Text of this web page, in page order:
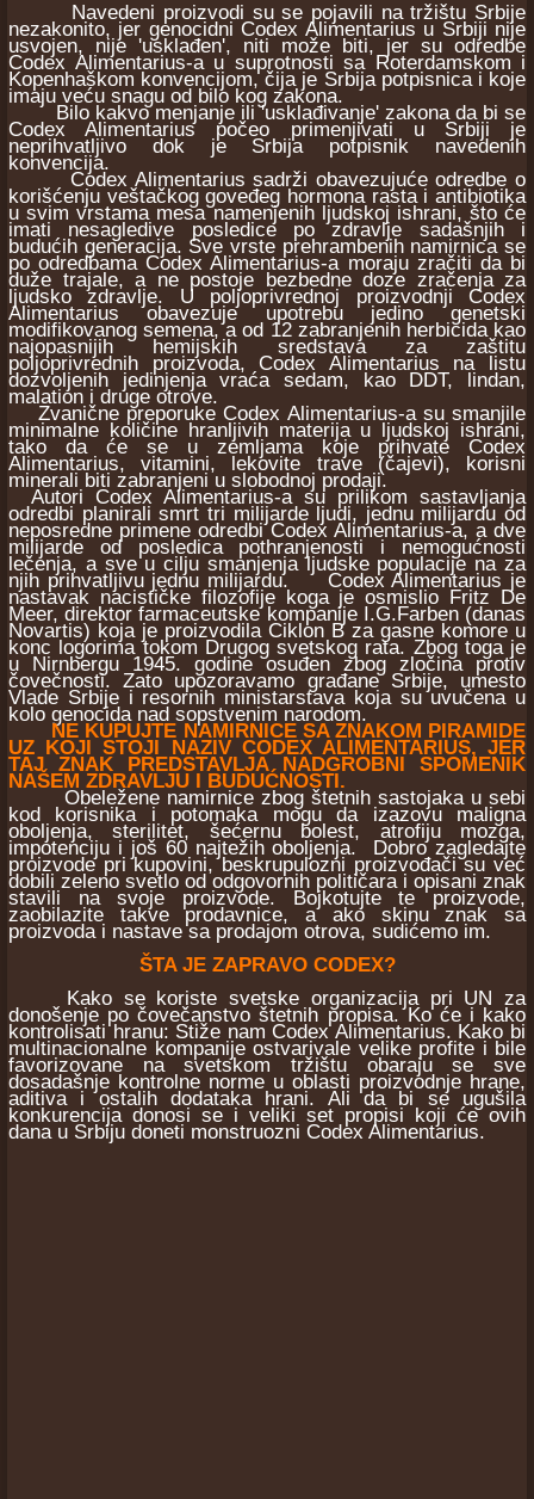
Navedeni proizvodi su se pojavili na tržištu Srbije
nezakonito, jer genocidni Codex Alimentarius u Srbiji nije
usvojen, nije 'usklađen', niti može biti, jer su odredbe
Codex Alimentarius-a u suprotnosti sa Roterdamskom i
Kopenhaškom konvencijom, čija je Srbija potpisnica i koje
imaju veću snagu od bilo kog zakona.
Bilo kakvo menjanje ili 'usklađivanje' zakona da bi se
Codex Alimentarius počeo primenjivati u Srbiji je
neprihvatljivo dok je Srbija potpisnik navedenih
konvencija.
Codex Alimentarius sadrži obavezujuće odredbe o
korišćenju veštačkog goveđeg hormona rasta i antibiotika
u svim vrstama mesa namenjenih ljudskoj ishrani, što će
imati nesagledive posledice po zdravlje sadašnjih i
budućih generacija. Sve vrste prehrambenih namirnica se
po odredbama Codex Alimentarius-a moraju zračiti da bi
duže trajale, a ne postoje bezbedne doze zračenja za
ljudsko zdravlje. U poljoprivrednoj proizvodnji Codex
Alimentarius obavezuje upotrebu jedino genetski
modifikovanog semena, a od 12 zabranjenih herbicida kao
najopasnijih hemijskih sredstava za zaštitu
poljoprivrednih proizvoda, Codex Alimentarius na listu
dozvoljenih jedinjenja vraća sedam, kao DDT, lindan,
malation i druge otrove.
Zvanične preporuke Codex Alimentarius-a su smanjile
minimalne količine hranljivih materija u ljudskoj ishrani,
tako da će se u zemljama koje prihvate Codex
Alimentarius, vitamini, lekovite trave (čajevi), korisni
minerali biti zabranjeni u slobodnoj prodaji.
Autori Codex Alimentarius-a su prilikom sastavljanja
odredbi planirali smrt tri milijarde ljudi, jednu milijardu od
neposredne primene odredbi Codex Alimentarius-a, a dve
milijarde od posledica pothranjenosti i nemogućnosti
lečenja, a sve u cilju smanjenja ljudske populacije na za
njih prihvatljivu jednu milijardu. Codex Alimentarius je
nastavak nacističke filozofije koga je osmislio Fritz De
Meer, direktor farmaceutske kompanije I.G.Farben (danas
Novartis) koja je proizvodila Ciklon B za gasne komore u
konc logorima tokom Drugog svetskog rata. Zbog toga je
u Nirnbergu 1945. godine osuđen zbog zločina protiv
čovečnosti. Zato upozoravamo građane Srbije, umesto
Vlade Srbije i resornih ministarstava koja su uvučena u
kolo genocida nad sopstvenim narodom.
NE KUPUJTE NAMIRNICE SA ZNAKOM PIRAMIDE
UZ KOJI STOJI NAZIV CODEX ALIMENTARIUS, JER
TAJ ZNAK PREDSTAVLJA NADGROBNI SPOMENIK
NAŠEM ZDRAVLJU I BUDUĆNOSTI.
Obeležene namirnice zbog štetnih sastojaka u sebi
kod korisnika i potomaka mogu da izazovu maligna
oboljenja, sterilitet, šećernu bolest, atrofiju mozga,
impotenciju i još 60 najtežih oboljenja. Dobro zagledajte
proizvode pri kupovini, beskrupulozni proizvođači su već
dobili zeleno svetlo od odgovornih političara i opisani znak
stavili na svoje proizvode. Bojkotujte te proizvode,
zaobilazite takve prodavnice, a ako skinu znak sa
proizvoda i nastave sa prodajom otrova, sudićemo im.
ŠTA JE ZAPRAVO CODEX?
Kako se koriste svetske organizacija pri UN za
donošenje po čovečanstvo štetnih propisa. Ko će i kako
kontrolisati hranu: Stiže nam Codex Alimentarius. Kako bi
multinacionalne kompanije ostvarivale velike profite i bile
favorizovane na svetskom tržištu obaraju se sve
dosadašnje kontrolne norme u oblasti proizvodnje hrane,
aditiva i ostalih dodataka hrani. Ali da bi se ugušila
konkurencija donosi se i veliki set propisi koji će ovih
dana u Srbiju doneti monstruozni Codex Alimentarius.